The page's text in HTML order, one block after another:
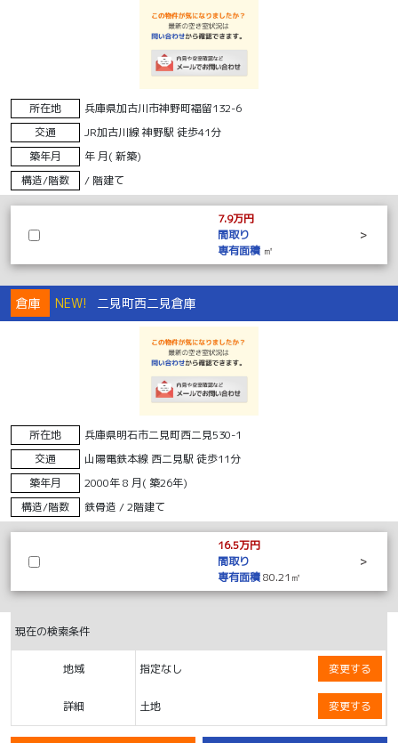
所在地
兵庫県加古川市神野町福留132-6
交通
JR加古川線 神野駅 徒歩41分
築年月
年 月( 新築)
構造/階数
/ 階建て
7.9万円
間取り
専有面積㎡
>
倉庫 NEW! 二見町西二見倉庫
所在地
兵庫県明石市二見町西二見530-1
交通
山陽電鉄本線 西二見駅 徒歩11分
築年月
2000年 8 月( 築26年)
構造/階数
鉄骨造 / 2階建て
16.5万円
間取り
専有面積80.21㎡
>
現在の検索条件
地域 指定なし 変更する
詳細 土地 変更する